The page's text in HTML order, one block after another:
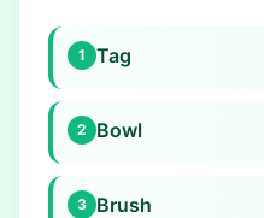
1 Tag
2 Bowl
3 Brush